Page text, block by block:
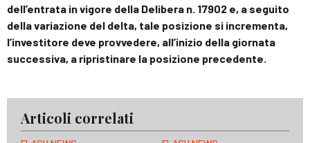
dell’entrata in vigore della Delibera n. 17902 e, a seguito
della variazione del delta, tale posizione si incrementa,
l’investitore deve provvedere, all’inizio della giornata
successiva, a ripristinare la posizione precedente.
Articoli correlati